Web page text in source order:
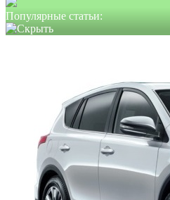
Популярные статьи: